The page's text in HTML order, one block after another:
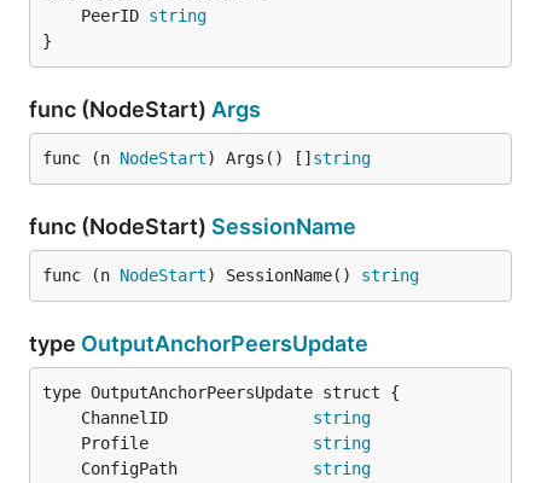
	PeerID
string
}
func (NodeStart) Args
func (n NodeStart) Args() [] string
func (NodeStart) SessionName
func (n NodeStart) SessionName() string
type OutputAnchorPeersUpdate
	ChannelID
string
	Profile
string
	ConfigPath
string